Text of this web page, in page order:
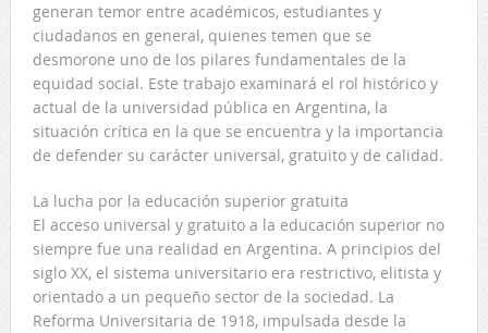
generan temor entre académicos, estudiantes y
ciudadanos en general, quienes temen que se
desmorone uno de los pilares fundamentales de la
equidad social. Este trabajo examinará el rol histórico y
actual de la universidad pública en Argentina, la
situación crítica en la que se encuentra y la importancia
de defender su carácter universal, gratuito y de calidad.
La lucha por la educación superior gratuita
El acceso universal y gratuito a la educación superior no
siempre fue una realidad en Argentina. A principios del
siglo XX, el sistema universitario era restrictivo, elitista y
orientado a un pequeño sector de la sociedad. La
Reforma Universitaria de 1918, impulsada desde la